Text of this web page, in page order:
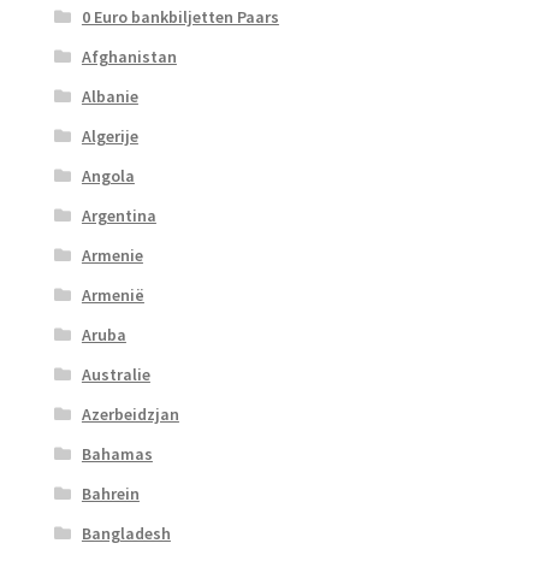
0 Euro bankbiljetten Paars
Afghanistan
Albanie
Algerije
Angola
Argentina
Armenie
Armenië
Aruba
Australie
Azerbeidzjan
Bahamas
Bahrein
Bangladesh